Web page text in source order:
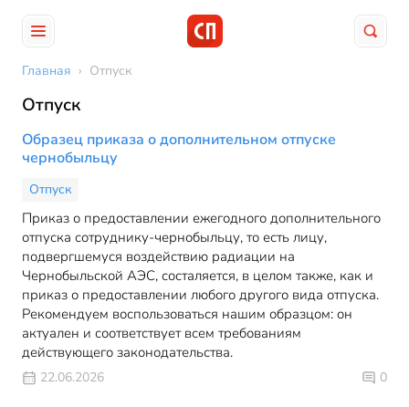
Главная › Отпуск
Отпуск
Образец приказа о дополнительном отпуске
чернобыльцу
Отпуск
Приказ о предоставлении ежегодного дополнительного
отпуска сотруднику-чернобыльцу, то есть лицу,
подвергшемуся воздействию радиации на
Чернобыльской АЭС, состаляется, в целом также, как и
приказ о предоставлении любого другого вида отпуска.
Рекомендуем воспользоваться нашим образцом: он
актуален и соответствует всем требованиям
действующего законодательства.
22.06.2026 0